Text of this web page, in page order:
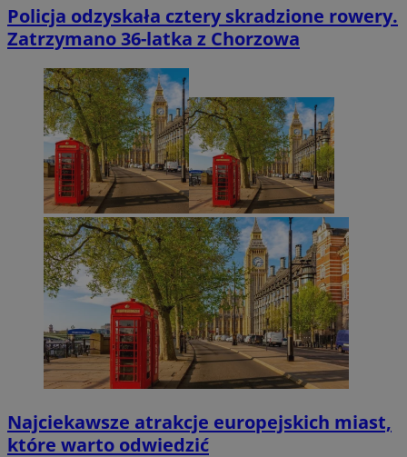
Policja odzyskała cztery skradzione rowery.
Zatrzymano 36-latka z Chorzowa
Najciekawsze atrakcje europejskich miast,
które warto odwiedzić